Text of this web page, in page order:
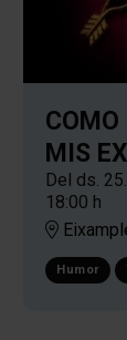
COMO
MIS EX
Del ds.
18:00 h
Humor